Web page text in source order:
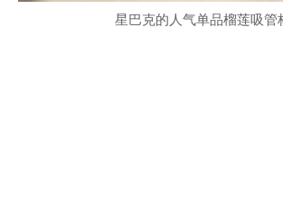
星巴克的人气单品榴莲吸管